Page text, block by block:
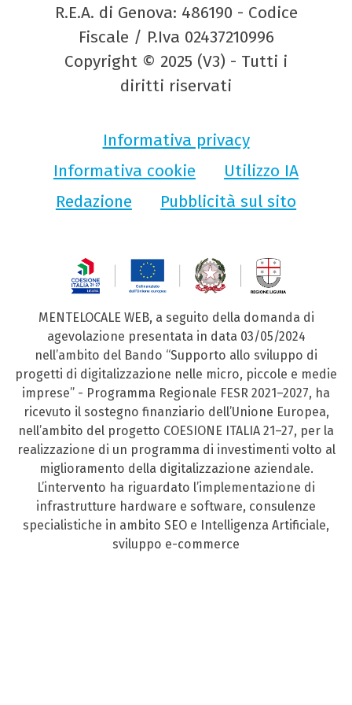
R.E.A. di Genova: 486190 - Codice
Fiscale / P.Iva 02437210996
Copyright © 2025 (V3) - Tutti i
diritti riservati
Informativa privacy
Informativa cookie
Utilizzo IA
Redazione
Pubblicità sul sito
MENTELOCALE WEB, a seguito della domanda di
agevolazione presentata in data 03/05/2024
nell’ambito del Bando “Supporto allo sviluppo di
progetti di digitalizzazione nelle micro, piccole e medie
imprese” - Programma Regionale FESR 2021–2027, ha
ricevuto il sostegno finanziario dell’Unione Europea,
nell’ambito del progetto COESIONE ITALIA 21–27, per la
realizzazione di un programma di investimenti volto al
miglioramento della digitalizzazione aziendale.
L’intervento ha riguardato l’implementazione di
infrastrutture hardware e software, consulenze
specialistiche in ambito SEO e Intelligenza Artificiale,
sviluppo e-commerce